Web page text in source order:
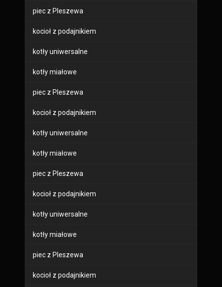
piec z Pleszewa
kocioł z podajnikiem
kotły uniwersalne
kotły miałowe
piec z Pleszewa
kocioł z podajnikiem
kotły uniwersalne
kotły miałowe
piec z Pleszewa
kocioł z podajnikiem
kotły uniwersalne
kotły miałowe
piec z Pleszewa
kocioł z podajnikiem